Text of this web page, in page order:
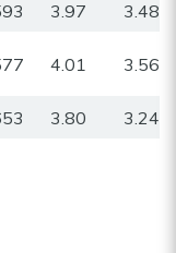
3.97 3.48
4.01 3.56
3.80 3.24